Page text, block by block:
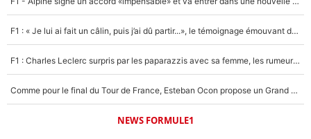
F1 : « Je lui ai fait un câlin, puis j’ai dû partir...», le témoignage émouvant de Max Verstappen sur sa fille
F1 : Charles Leclerc surpris par les paparazzis avec sa femme, les rumeurs étaient vraies !
Comme pour le final du Tour de France, Esteban Ocon propose un Grand Prix de Formule 1 à Paris : «Autour de l’Arc de Triomphe, ce serait génial» !
NEWS FORMULE1